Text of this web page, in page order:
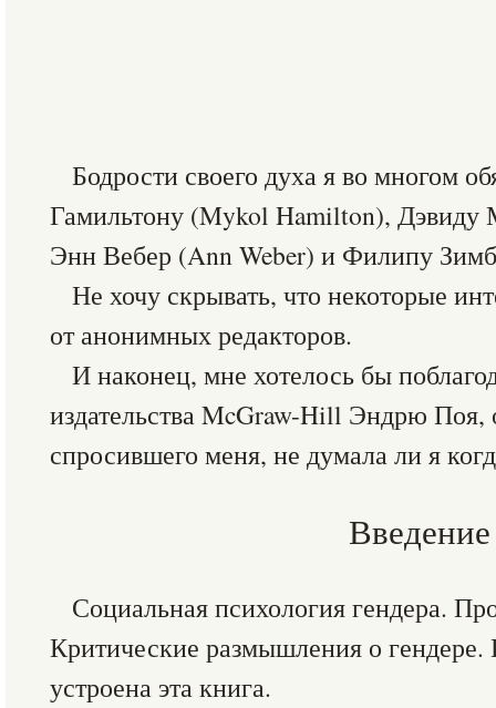
Бодрости своего духа я во многом
Гамильтону (Mykol Hamilton), Дэвиду
Энн Вебер (Ann Weber) и Филипу
Не хочу скрывать, что некоторые
от анонимных редакторов.
И наконец, мне хотелось бы
издательства McGraw-Hill Эндрю
спросившего меня, не думала ли я
Введение
Социальная психология гендера.
Критические размышления о гендере.
устроена эта книга.